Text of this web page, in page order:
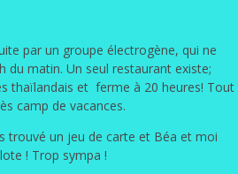
par un groupe électrogène, qui ne
du matin. Un seul restaurant existe;
thaïlandais et ferme à 20 heures! Tout
camp de vacances.
trouvé un jeu de carte et Béa et moi
! Trop sympa !